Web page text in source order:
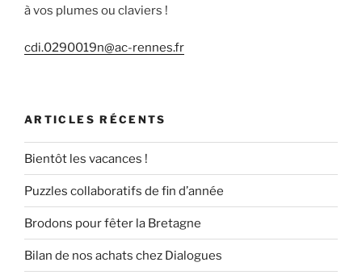
à vos plumes ou claviers !
cdi.0290019n@ac-rennes.fr
ARTICLES RÉCENTS
Bientôt les vacances !
Puzzles collaboratifs de fin d’année
Brodons pour fêter la Bretagne
Bilan de nos achats chez Dialogues